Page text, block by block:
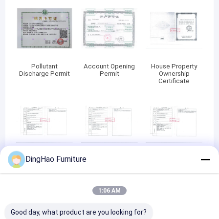
Pollutant
Discharge Permit
Account Opening
Permit
House Property
Ownership
Certificate
House Property
Certificate
House Property
Certificate
Certificate
meubelbehoeften wereldwijd.
DingHao Furniture
1:06 AM
Good day, what product are you looking for?